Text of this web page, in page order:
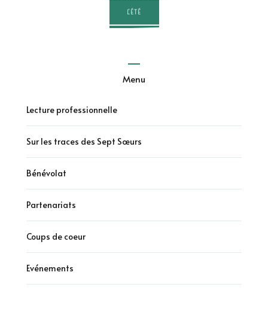
L'ÉTÉ
Menu
Lecture professionnelle
Sur les traces des Sept Sœurs
Bénévolat
Partenariats
Coups de coeur
Evénements